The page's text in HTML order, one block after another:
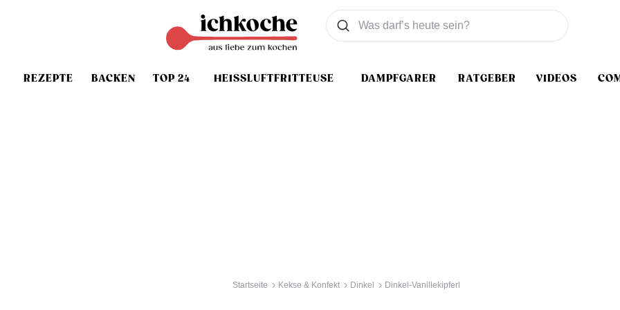
REZEPTE BACKEN TOP 24 HEISSLUFTFRITTEUSE DAMPFGARER RATGEBER VIDEOS
Was wollen Sie suchen
Suchen
Startseite Kekse & Konfekt Dinkel Dinkel-Vanillekipferl